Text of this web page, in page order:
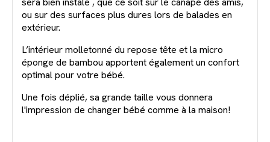
ou sur des surfaces plus dures lors de balades en
extérieur.
L’intérieur molletonné du repose tête et la micro
éponge de bambou apportent également un confort
optimal pour votre bébé.
Une fois déplié, sa grande taille vous donnera
l'impression de changer bébé comme à la maison!